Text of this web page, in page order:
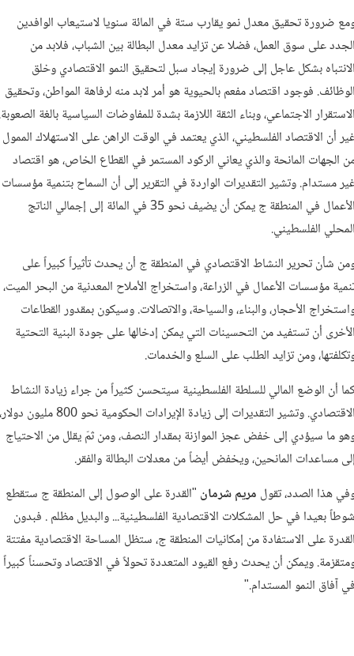
ضرورة تحقيق معدل نمو يقارب ستة في المائة سنويا لاستيعاب الوافدين
على سوق العمل، فضلا عن تزايد معدل البطالة بين الشباب، فلابد من
بشكل عاجل إلى ضرورة إيجاد سبل لتحقيق النمو الاقتصادي وخلق
فوجود اقتصاد مفعم بالحيوية هو أمر لابد منه لرفاهة المواطن، وتحقيق
الاجتماعي، وبناء الثقة اللازمة بشدة للمفاوضات السياسية بالغة
أن الاقتصاد الفلسطيني، الذي يعتمد في الوقت الراهن على الاستهلاك الممول
الجهات المانحة والذي يعاني الركود المستمر في القطاع الخاص، هو اقتصاد
مستدام. وتشير التقديرات الواردة في التقرير إلى أن السماح بتنمية مؤسسات
الأعمال في المنطقة ج يمكن أن يضيف نحو 35 في المائة إلى إجمالي الناتج
الفلسطيني.
شأن تحرير النشاط الاقتصادي في المنطقة ج أن يحدث تأثيراً كبيراً على
مؤسسات الأعمال في الزراعة، واستخراج الأملاح المعدنية من البحر الميت،
الأحجار، والبناء، والسياحة، والاتصالات. وسيكون بمقدور القطاعات
أن تستفيد من التحسينات التي يمكن إدخالها على جودة البنية التحتية
ومن تزايد الطلب على السلع والخدمات.
أن الوضع المالي للسلطة الفلسطينية سيتحسن كثيراً من جراء زيادة النشاط
الاقتصادي. وتشير التقديرات إلى زيادة الإيرادات الحكومية نحو 800 مليون دولار،
ما سيؤدي إلى خفض عجز الموازنة بمقدار النصف، ومن ثمّ يقلل من الاحتياج
مساعدات المانحين، ويخفض أيضاً من معدلات البطالة والفقر.
هذا الصدد، تقول مريم شرمان "القدرة على الوصول إلى المنطقة ج ستقطع
بعيدا في حل المشكلات الاقتصادية الفلسطينية... والبديل مظلم . فبدون
على الاستفادة من إمكانيات المنطقة ج، ستظل المساحة الاقتصادية مفتتة
ويمكن أن يحدث رفع القيود المتعددة تحولاً في الاقتصاد وتحسناً كبيراً
آفاق النمو المستدام."